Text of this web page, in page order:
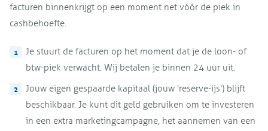
facturen binnenkrijgt op een moment net vóór de piek in
cashbehoefte.
Je stuurt de facturen op het moment dat je de loon- of
btw-piek verwacht. Wij betalen je binnen 24 uur uit.
Jouw eigen gespaarde kapitaal (jouw 'reserve-ijs') blijft
beschikbaar. Je kunt dit geld gebruiken om te investeren
in een extra marketingcampagne, het aannemen van een